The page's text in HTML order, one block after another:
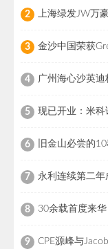
2 上海绿发JW万
3 金沙中国荣获
4 广州海心沙英迪
5 现已开业：米科
6 旧金山必尝的
7 永利连续第二年成功举办
8 30余载首度来华：国
9 CPE源峰与Jacobs